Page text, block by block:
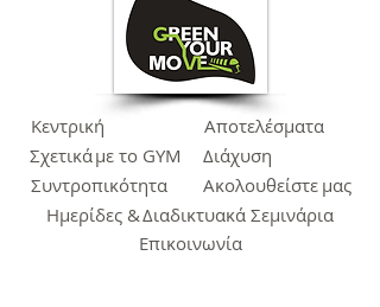
Κεντρική
Σχετικά
Συντροπικότητα
Ημερίδες &
Διάχυση
Αποτελέσματα
Ακολουθείστε μας
Επικοινωνία
με το GYM
Διαδικτυακά Σεμινάρια